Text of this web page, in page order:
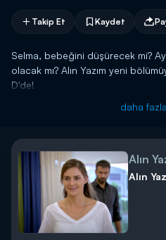
Takip Et Kaydet
Selma, bebeğini düşürecek mi?
olacak mı? Alın Yazım yeni
D'de!
daha
Alın
Alın